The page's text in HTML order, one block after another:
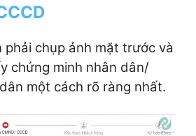
phải chụp ảnh mặt trước và
chứng minh nhân dân/
một cách rõ ràng nhất.